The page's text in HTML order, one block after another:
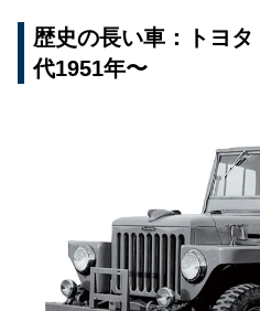
歴史の長い車：トヨ
代1951年〜